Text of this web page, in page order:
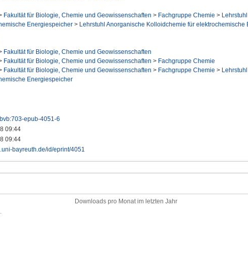
Fakultät für Biologie, Chemie und Geowissenschaften > Fachgruppe Chemie >
Energiespeicher > Lehrstuhl Anorganische Kolloidchemie für elektrochemische
Fakultät für Biologie, Chemie und Geowissenschaften
Fakultät für Biologie, Chemie und Geowissenschaften > Fachgruppe Chemie
Fakultät für Biologie, Chemie und Geowissenschaften > Fachgruppe Chemie >
Energiespeicher
epub-4051-6
09:44
09:44
bayreuth.de/id/eprint/4051
Downloads pro Monat im letzten Jahr